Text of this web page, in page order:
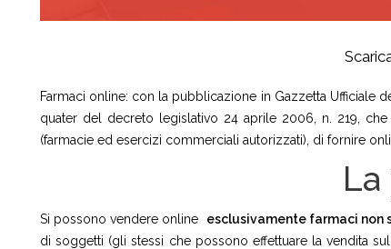
Farmaci online: con la pubblicazione in Gazzetta Ufficiale
quater del decreto legislativo 24 aprile 2006, n. 219,
(farmacie ed esercizi commerciali autorizzati), di fornire
Si possono vendere online esclusivamente farmaci non
di soggetti (gli stessi che possono effettuare la vendita